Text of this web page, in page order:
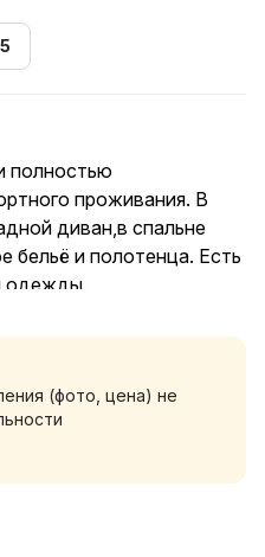
полностью
проживания. В
диван,в спальне
бельё и полотенца. Есть
одежды.
техникой и
микроволновая печь,
— стиральная
магазины, кафе,
Лёгкий заезд
(фото, цена) не